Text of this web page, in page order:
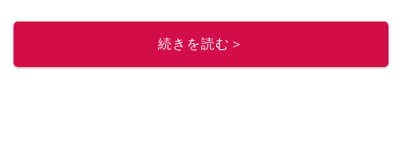
このイチオシストの他の記事を読む
続きを読む＞